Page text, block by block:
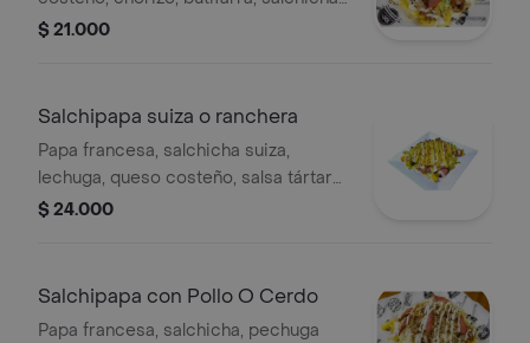
salsa tártara, salsa de piña y papa
$ 21.000
Salchipapa suiza o ranchera
Papa francesa, salchicha suiza,
lechuga, queso costeño, salsa tártara,
salsa de piña y papa fosforito.
$ 24.000
Salchipapa con Pollo O Cerdo
Papa francesa, salchicha, pechuga